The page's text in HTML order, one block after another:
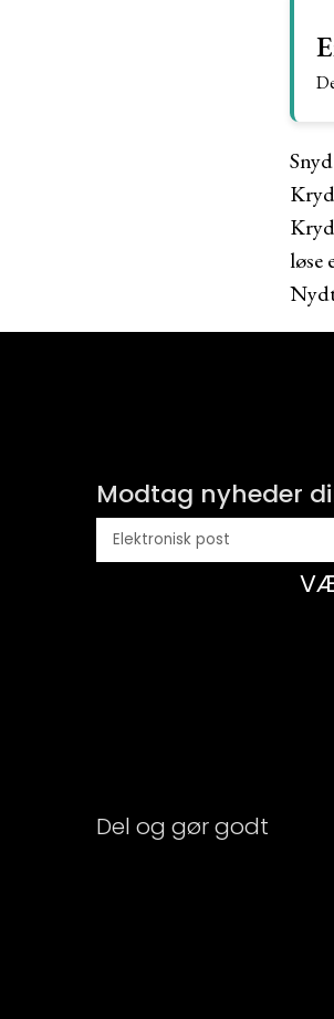
løse
Modtag nyheder
Del og gør godt